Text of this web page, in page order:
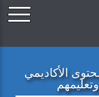
الأكاديمي